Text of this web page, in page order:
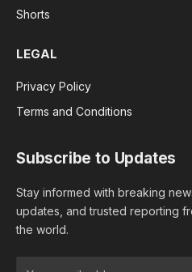
Shorts
LEGAL
Privacy Policy
Terms and Conditions
Subscribe to Updates
Stay informed with breaking
updates, and trusted reporting
the world.